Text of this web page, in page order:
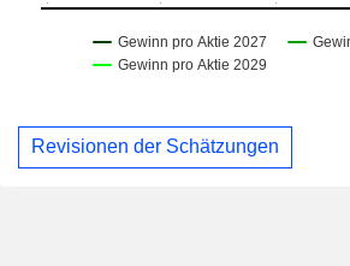
Revisionen der Schätzungen